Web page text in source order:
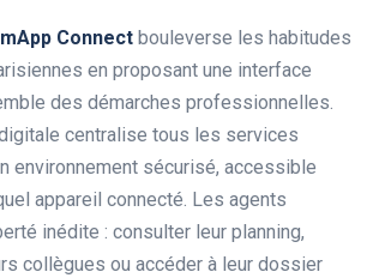
Connect bouleverse les habitudes
en proposant une interface
des démarches professionnelles.
centralise tous les services
environnement sécurisé, accessible
appareil connecté. Les agents
inédite : consulter leur planning,
collègues ou accéder à leur dossier